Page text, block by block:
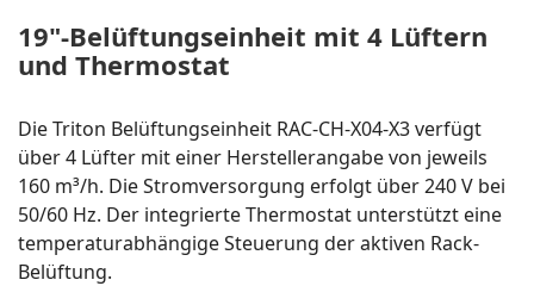
19"-Belüftungseinheit mit 4 Lüftern
und Thermostat
Die Triton Belüftungseinheit RAC-CH-X04-X3 verfügt
über 4 Lüfter mit einer Herstellerangabe von jeweils
160 m³/h. Die Stromversorgung erfolgt über 240 V bei
50/60 Hz. Der integrierte Thermostat unterstützt eine
temperaturabhängige Steuerung der aktiven Rack-
Belüftung.